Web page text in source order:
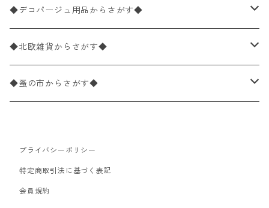
ペーパーナプキン10枚入りパック
ライスペーパー
ペーパーリネンナプキン
ワックスペーパー
デコパージュ用品
パック売り
バラ売り
パック売り
40×40cm（ディナーサイズ）
バラ売り
パック売り
21×21cm（ポケットサイズ）
バラ売り
33cm（ラウンド）
植物・グリーン柄
動物・鳥・昆虫・蝶柄
海・魚柄
食べ物・フルーツ・野菜・ドリンク柄
食器・カトラリー柄
ドイツ製 IHR/イア
ランチサイズ
カクテルサイズ
ドイツ製 Ambiente/アンビエンテ
ランチサイズ
ドイツ製 Paperproducts Design
カクテルサイズ
ランチサイズ
カクテルサイズ
ドイツ製 ti-flair/ティーフレア
ランチサイズ
ドイツ製 PAW/パウ
◆デコパージュ用品からさがす◆
デコパージュ液
デコパージュ下地
デコパージュはさみ
3Dデコパージュ
◆北欧雑貨からさがす◆
シリコンモールド
トレイ
ポスター・カレンダー
◆蚤の市からさがす◆
北欧雑貨
デコパージュ用品
プライバシーポリシー
特定商取引法に基づく表記
会員規約